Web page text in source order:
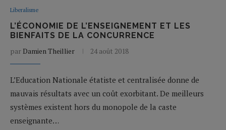
Liberalisme
L’ÉCONOMIE DE L’ENSEIGNEMENT ET LES
BIENFAITS DE LA CONCURRENCE
parDamien Theillier 24 août 2018
L’Education Nationale étatiste et centralisée donne de
mauvais résultats avec un coût exorbitant. De meilleurs
systèmes existent hors du monopole de la caste
enseignante…